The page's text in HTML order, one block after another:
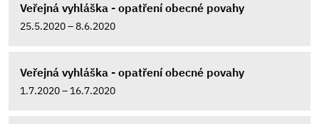
Veřejná vyhláška - opatření obecné povahy
25.5.2020 – 8.6.2020
Veřejná vyhláška - opatření obecné povahy
1.7.2020 – 16.7.2020